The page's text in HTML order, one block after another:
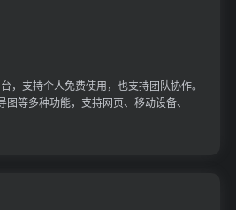
，支持个人免费使用，也支持团队协作。
等多种功能，支持网页、移动设备、